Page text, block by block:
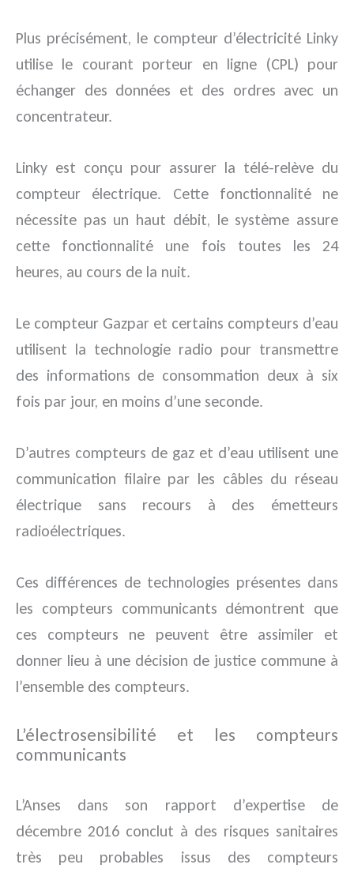
Plus précisément, le compteur d’électricité Linky
utilise le courant porteur en ligne (CPL) pour
échanger des données et des ordres avec un
concentrateur.
Linky est conçu pour assurer la télé-relève du
compteur électrique. Cette fonctionnalité ne
nécessite pas un haut débit, le système assure
cette fonctionnalité une fois toutes les 24
heures, au cours de la nuit.
Le compteur Gazpar et certains compteurs d’eau
utilisent la technologie radio pour transmettre
des informations de consommation deux à six
fois par jour, en moins d’une seconde.
D’autres compteurs de gaz et d’eau utilisent une
communication filaire par les câbles du réseau
électrique sans recours à des émetteurs
radioélectriques.
Ces différences de technologies présentes dans
les compteurs communicants démontrent que
ces compteurs ne peuvent être assimiler et
donner lieu à une décision de justice commune à
l’ensemble des compteurs.
L’électrosensibilité et les compteurs
communicants
L’Anses dans son rapport d’expertise de
décembre 2016 conclut à des risques sanitaires
très peu probables issus des compteurs